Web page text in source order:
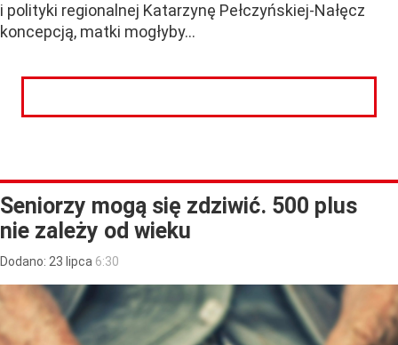
i polityki regionalnej Katarzynę Pełczyńskiej-Nałęcz
koncepcją, matki mogłyby...
Seniorzy mogą się zdziwić. 500 plus
nie zależy od wieku
Dodano: 23 lipca 6:30